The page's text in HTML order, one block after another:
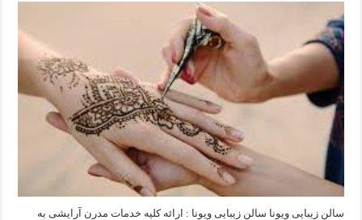
سالن زیبایی ویونا سالن زیبایی ویونا : ارائه کلیه خدمات مدرن آرایشی به